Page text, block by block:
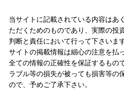
当サイトに記載されている内容はあ
ただくためのものであり、実際の投
判断と責任において行って下さいま
サイトの掲載情報は細心の注意を払
全ての情報の正確性を保証するもの
ラブル等の損失が被っても損害等の
ので、予めご了承下さい。